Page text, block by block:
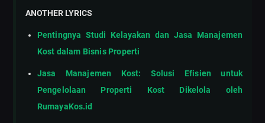
ANOTHER LYRICS
Pentingnya Studi Kelayakan dan Jasa Manajemen
Kost dalam Bisnis Properti
Jasa Manajemen Kost: Solusi Efisien untuk
Pengelolaan Properti Kost Dikelola oleh
RumayaKos.id